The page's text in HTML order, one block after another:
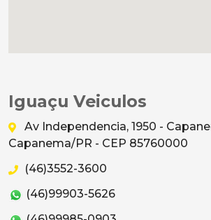
Iguaçu Veiculos
Av Independencia, 1950 -
Capanema/PR - CEP 85760000
(46)3552-3600
(46)99903-5626